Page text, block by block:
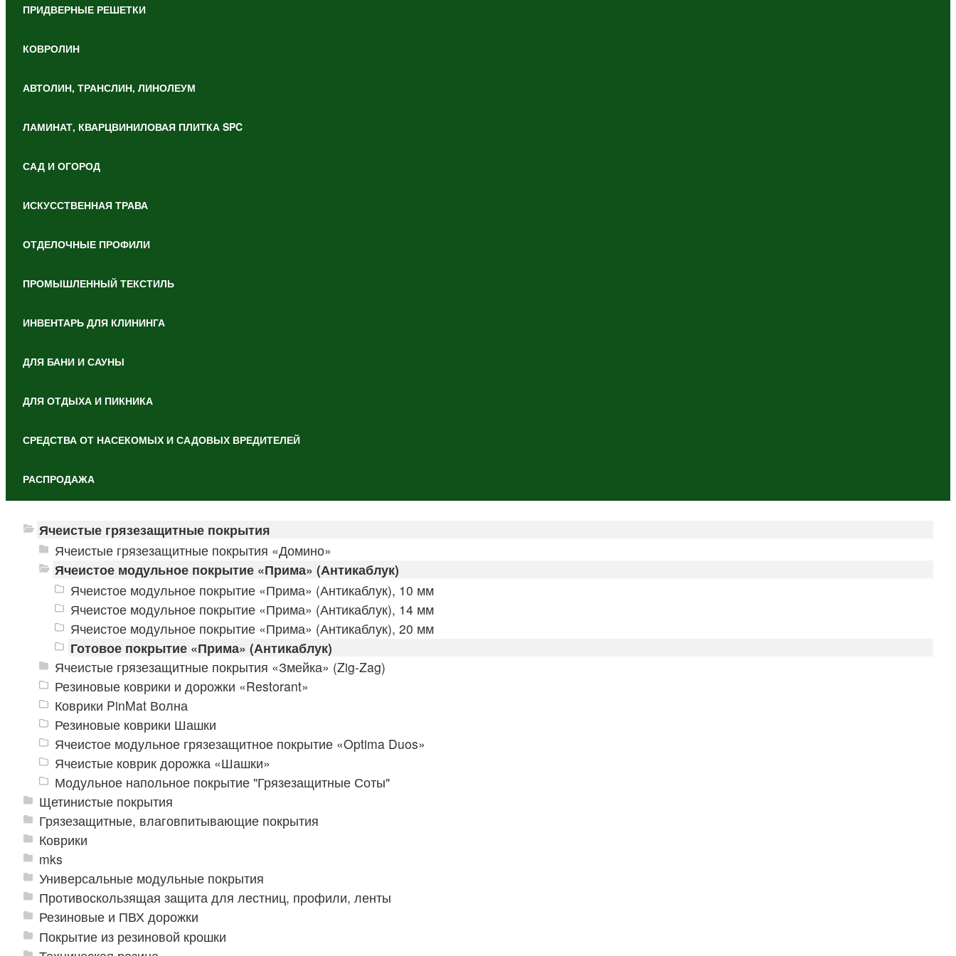
ПРИДВЕРНЫЕ РЕШЕТКИ
КОВРОЛИН
АВТОЛИН, ТРАНСЛИН, ЛИНОЛЕУМ
ЛАМИНАТ, КВАРЦВИНИЛОВАЯ ПЛИТКА SPC
САД И ОГОРОД
ИСКУССТВЕННАЯ ТРАВА
ОТДЕЛОЧНЫЕ ПРОФИЛИ
ПРОМЫШЛЕННЫЙ ТЕКСТИЛЬ
ИНВЕНТАРЬ ДЛЯ КЛИНИНГА
ДЛЯ БАНИ И САУНЫ
ДЛЯ ОТДЫХА И ПИКНИКА
СРЕДСТВА ОТ НАСЕКОМЫХ И САДОВЫХ ВРЕДИТЕЛЕЙ
РАСПРОДАЖА
Ячеистые грязезащитные покрытия
Ячеистые грязезащитные покрытия «Домино»
Ячеистое модульное покрытие «Прима» (Антикаблук)
Ячеистое модульное покрытие «Прима» (Антикаблук), 10 мм
Ячеистое модульное покрытие «Прима» (Антикаблук), 14 мм
Ячеистое модульное покрытие «Прима» (Антикаблук), 20 мм
Готовое покрытие «Прима» (Антикаблук)
Ячеистые грязезащитные покрытия «Змейка» (Zig-Zag)
Резиновые коврики и дорожки «Restorant»
Коврики PinMat Волна
Резиновые коврики Шашки
Ячеистое модульное грязезащитное покрытие «Optima Duos»
Ячеистые коврик дорожка «Шашки»
Модульное напольное покрытие "Грязезащитные Соты"
Щетинистые покрытия
Грязезащитные, влаговпитывающие покрытия
Коврики
mks
Универсальные модульные покрытия
Противоскользящая защита для лестниц, профили, ленты
Резиновые и ПВХ дорожки
Покрытие из резиновой крошки